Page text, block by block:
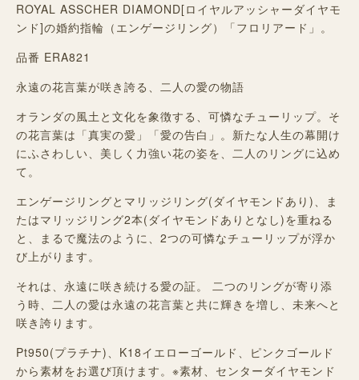
ROYAL ASSCHER DIAMOND[ロイヤルアッシャーダイヤモ
ンド]の婚約指輪（エンゲージリング）「フロリアード」。
品番 ERA821
永遠の花言葉が咲き誇る、二人の愛の物語
オランダの風土と文化を象徴する、可憐なチューリップ。そ
の花言葉は「真実の愛」「愛の告白」。新たな人生の幕開け
にふさわしい、美しく力強い花の姿を、二人のリングに込め
て。
エンゲージリングとマリッジリング(ダイヤモンドあり)、ま
たはマリッジリング2本(ダイヤモンドありとなし)を重ねる
と、まるで魔法のように、2つの可憐なチューリップが浮か
び上がります。
それは、永遠に咲き続ける愛の証。 二つのリングが寄り添
う時、二人の愛は永遠の花言葉と共に輝きを増し、未来へと
咲き誇ります。
Pt950(プラチナ)、K18イエローゴールド、ピンクゴールド
から素材をお選び頂けます。※素材、センターダイヤモンド